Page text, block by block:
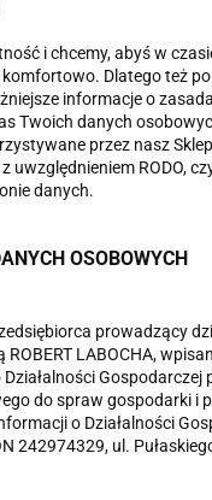
i chcemy, abyś w
komfortowo. Dlatego też
informacje o
Twoich danych
przez nasz
uwzględnieniem RODO,
danych.
OSOBOWYCH
prowadzący
LABOCHA,
Gospodarczej
do spraw gospodarki i
o Działalności
242974329, ul.